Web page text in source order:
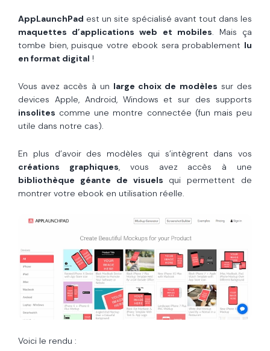
AppLaunchPad est un site spécialisé avant tout dans les
maquettes d’applications web et mobiles. Mais ça
tombe bien, puisque votre ebook sera probablement lu
en format digital !
Vous avez accès à un large choix de modèles sur des
devices Apple, Android, Windows et sur des supports
insolites comme une montre connectée (fun mais peu
utile dans notre cas).
En plus d’avoir des modèles qui s’intègrent dans vos
créations graphiques, vous avez accès à une
bibliothèque géante de visuels qui permettent de
montrer votre ebook en utilisation réelle.
Voici le rendu :